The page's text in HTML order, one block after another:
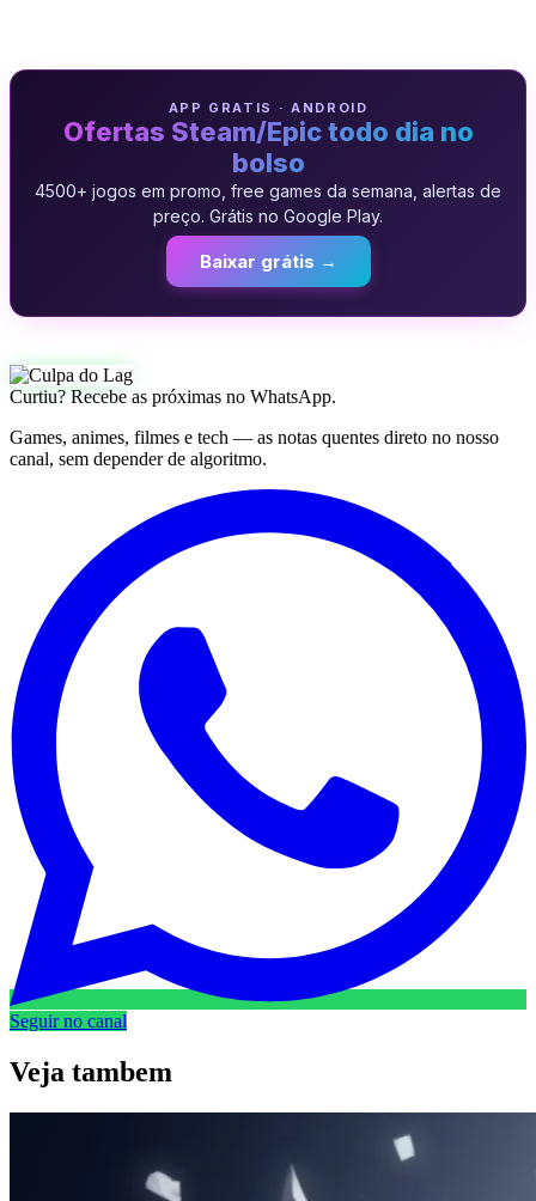
APP GRATIS · ANDROID
Ofertas Steam/Epic todo dia no
bolso
4500+ jogos em promo, free games da semana, alertas de
preço. Grátis no Google Play.
Baixar grátis →
Curtiu? Recebe as próximas no WhatsApp.
Games, animes, filmes e tech — as notas quentes direto no nosso
canal, sem depender de algoritmo.
Seguir no canal
Veja tambem